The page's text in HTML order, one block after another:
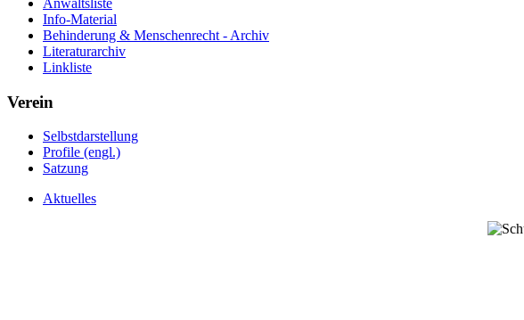
Anwaltsliste
Info-Material
Behinderung & Menschenrecht - Archiv
Literaturarchiv
Linkliste
Verein
Selbstdarstellung
Profile (engl.)
Satzung
Aktuelles